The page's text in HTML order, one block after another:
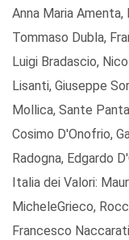
Anna Maria
Tommaso Dubla,
Luigi Bradascio,
Lisanti, Giuseppe
Mollica, Sante
Cosimo D'Onofrio,
Radogna, Edgardo
Italia dei Valori:
MicheleGrieco,
Francesco